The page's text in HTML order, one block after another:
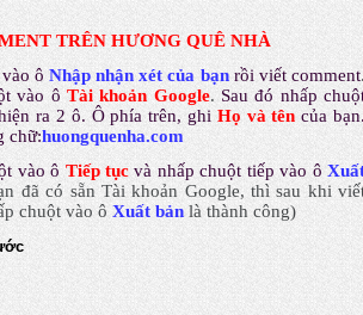
TRÊN HƯƠNG QUÊ NHÀ
ô Nhập nhận xét của bạn rồi viết comment
vào ô Tài khoản Google. Sau đó nhấp
ra 2 ô. Ô phía trên, ghiHọ và tên của
chữ:huongquenha.com
vào ô Tiếp tục và nhấp chuột tiếp vào ô
đã có sẵn Tài khoản Google, thì sau khi
chuột vào ô Xuất bản là thành công)